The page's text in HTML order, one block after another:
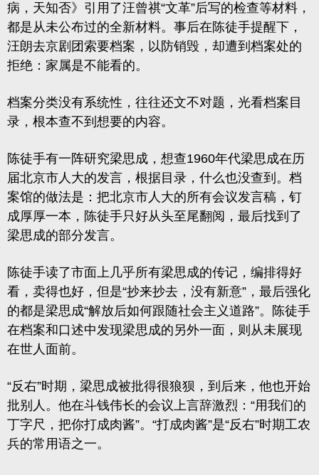
病，天知否》引用了汪曾祺“文革”后写的检查等材料，
都是从未公布过的全新材料。事后在陈徒手提醒下，
汪朗去京剧团索要档案，以防销毁，却遭到档案处的
拒绝：家属是不能看的。
档案分类没有系统性，往往还文不对题，光看档案目
录，根本查不到想要的内容。
陈徒手有一阵研究梁思成，想查1960年代梁思成在历
届北京市人大的发言，根据目录，什么也没查到。档
案馆的做法是：把北京市人大的所有会议发言稿，钉
成厚厚一本，陈徒手只好从头至尾翻阅，最后找到了
梁思成的部分发言。
陈徒手读了市面上几乎所有梁思成的传记，编排得好
看，卖得也好，但是“抄来抄去，没有新意”，最后强化
的都是梁思成“解放后如何跟随社会主义道路”。陈徒手
在档案和口述中发现梁思成的另外一面，则从未展现
在世人面前。
“反右”时期，梁思成被批得很狼狈，到后来，他也开始
批别人。他在斗钱伟长的会议上言辞激烈：“用我们的
丁字尺，把你打成肉酱”。“打成肉酱”是“反右”时期工农
兵的常用语之一。